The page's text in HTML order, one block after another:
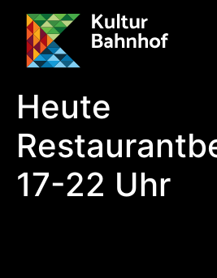
Heute
17-22 Uhr